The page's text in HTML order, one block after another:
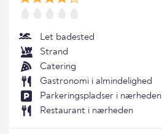
Let badested
Strand
Catering
Gastronomi i almindelighed
Parkeringspladser i nærheden
Restaurant i nærheden